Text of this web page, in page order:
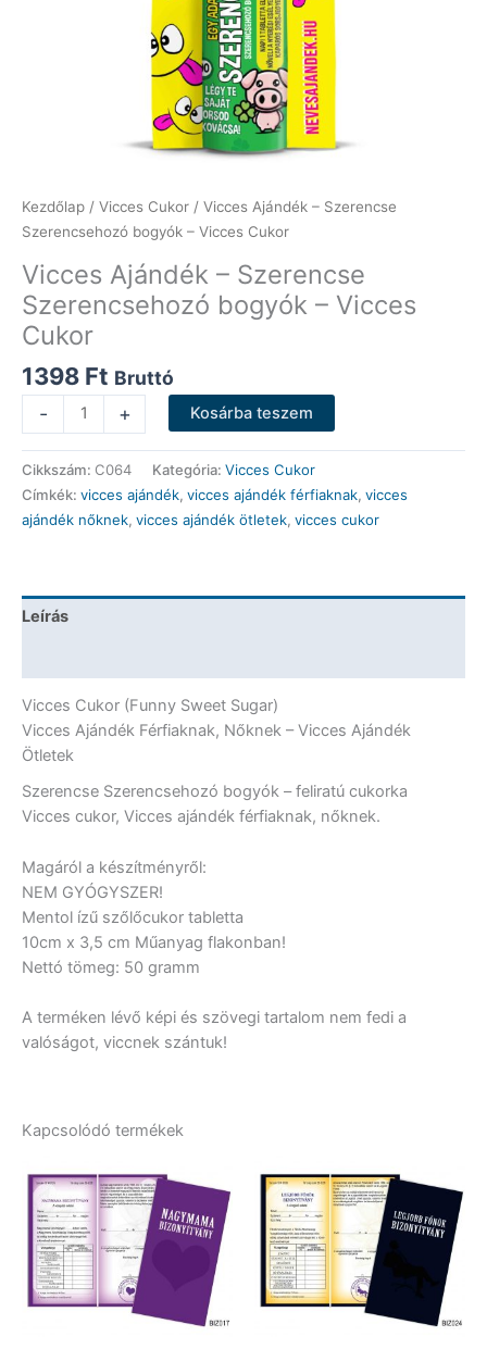
Kezdőlap / Vicces Cukor / Vicces Ajándék – Szerencse
Szerencsehozó bogyók – Vicces Cukor
Vicces Ajándék – Szerencse
Szerencsehozó bogyók – Vicces
Cukor
1398 Ft Bruttó
-
Ajándék
-
Szerencse
Szerencsehozó
bogyók
Cukor
+ Kosárba teszem
Cikkszám: C064 Kategória: Vicces Cukor
Címkék: vicces ajándék, vicces ajándék férfiaknak, vicces
ajándék nőknek, vicces ajándék ötletek, vicces cukor
Leírás
Vicces Cukor (Funny Sweet Sugar)
Vicces Ajándék Férfiaknak, Nőknek – Vicces Ajándék
Ötletek
Szerencse Szerencsehozó bogyók – feliratú cukorka
Vicces cukor, Vicces ajándék férfiaknak, nőknek.
Magáról a készítményről:
NEM GYÓGYSZER!
Mentol ízű szőlőcukor tabletta
10cm x 3,5 cm Műanyag flakonban!
Nettó tömeg: 50 gramm
A terméken lévő képi és szövegi tartalom nem fedi a
valóságot, viccnek szántuk!
Kapcsolódó termékek